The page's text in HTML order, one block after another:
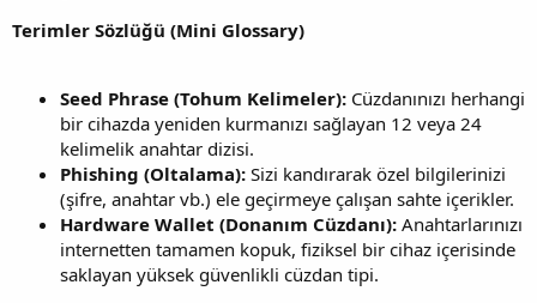
Terimler Sözlüğü (Mini Glossary)
Seed Phrase (Tohum Kelimeler): Cüzdanınızı herhangi
bir cihazda yeniden kurmanızı sağlayan 12 veya 24
kelimelik anahtar dizisi.
Phishing (Oltalama): Sizi kandırarak özel bilgilerinizi
(şifre, anahtar vb.) ele geçirmeye çalışan sahte içerikler.
Hardware Wallet (Donanım Cüzdanı): Anahtarlarınızı
internetten tamamen kopuk, fiziksel bir cihaz içerisinde
saklayan yüksek güvenlikli cüzdan tipi.